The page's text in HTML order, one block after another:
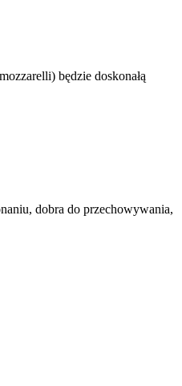
będzie doskonałą
dobra do przechowywania,